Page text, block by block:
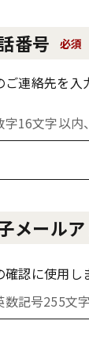
番号 必須
ご連絡先を入
字16文字以内
メール
確認に使用し
数記号255文